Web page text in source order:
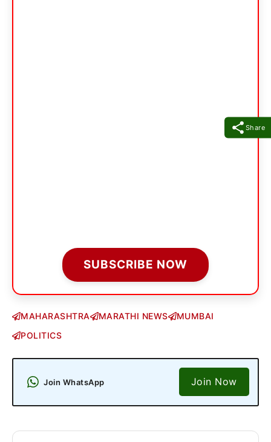
Share
SUBSCRIBE NOW
MAHARASHTRA MARATHI NEWS
MUMBAI
POLITICS
Join WhatsApp Join Now